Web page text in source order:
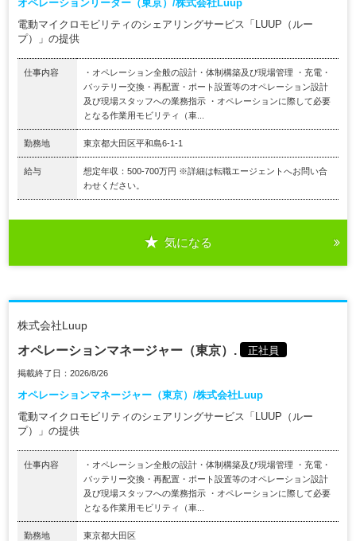
オペレーションリーダー（東京）/株式会社Luup
電動マイクロモビリティのシェアリングサービス「LUUP（ルー
プ）」の提供
仕事内容
・オペレーション全般の設計・体制構築及び現場管理 ・充電・
バッテリー交換・再配置・ポート設置等のオペレーション設計
及び現場スタッフへの業務指示 ・オペレーションに際して必要
となる作業用モビリティ（車...
勤務地 東京都大田区平和島6-1-1
給与
想定年収：500-700万円 ※詳細は転職エージェントへお問い合
わせください。
気になる
株式会社Luup
オペレーションマネージャー（東京）. 正社員
掲載終了日：2026/8/26
オペレーションマネージャー（東京）/株式会社Luup
電動マイクロモビリティのシェアリングサービス「LUUP（ルー
プ）」の提供
仕事内容
・オペレーション全般の設計・体制構築及び現場管理 ・充電・
バッテリー交換・再配置・ポート設置等のオペレーション設計
及び現場スタッフへの業務指示 ・オペレーションに際して必要
となる作業用モビリティ（車...
勤務地 東京都大田区